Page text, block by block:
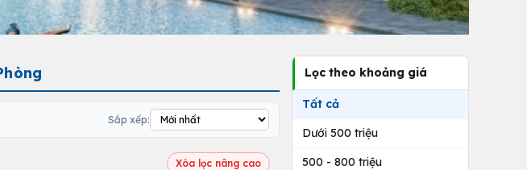
Sắp xếp:
Xóa lọc nâng cao
Lọc theo khoảng giá
Tất cả
Dưới 500 triệu
500 - 800 triệu